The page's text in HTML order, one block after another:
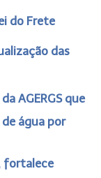
do Frete
das
AGERGS que
água por
fortalece